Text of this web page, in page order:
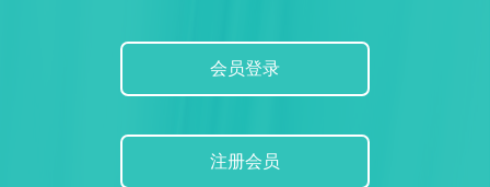
会员登录
注册会员